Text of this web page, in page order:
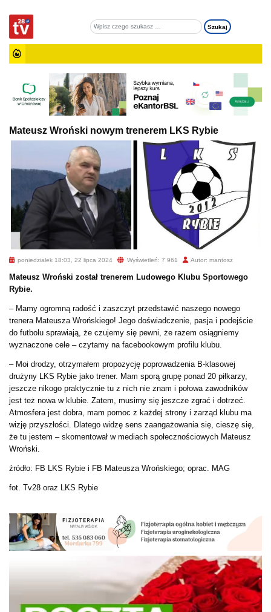
Mateusz Wroński nowym trenerem LKS Rybie
poniedziałek 18:03, 22 lipca 2024 Wyświetleń: 7 961 Autor: mantosz
Mateusz Wroński został trenerem Ludowego Klubu Sportowego
Rybie.
– Mamy ogromną radość i zaszczyt przedstawić naszego nowego
trenera Mateusza Wrońskiego! Jego doświadczenie, pasja i podejście
do futbolu sprawiają, że czujemy się pewni, że razem osiągniemy
wyznaczone cele – czytamy na facebookowym profilu klubu.
– Moi drodzy, otrzymałem propozycję poprowadzenia B-klasowej
drużyny LKS Rybie jako trener. Mam sporą grupę ponad 20 piłkarzy,
jeszcze nikogo praktycznie tu z nich nie znam i połowa zawodników
jest też nowa w klubie. Zatem, musimy się jeszcze zgrać i dotrzeć.
Atmosfera jest dobra, mam pomoc z każdej strony i zarząd klubu ma
wizję przyszłości. Dlatego widzę sens zaangażowania się, cieszę się,
że tu jestem – skomentował w mediach społecznościowych Mateusz
Wroński.
źródło: FB LKS Rybie i FB Mateusza Wrońskiego; oprac. MAG
fot. Tv28 oraz LKS Rybie